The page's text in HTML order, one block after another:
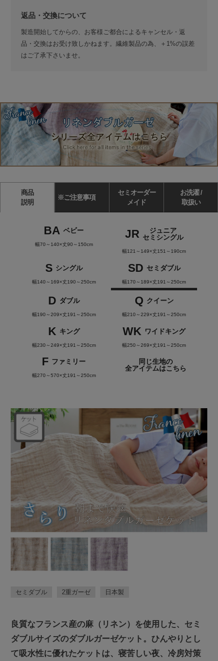
返品・交換について
製造開始してからの、お客様ご都合によるキャンセル・返
品・交換はお受け致しかねます。繊維製品の為、＋1%の誤差
はご了承下さいませ。
商品
説明
※ご注意事項
セミオーダー
メイド
お洗濯 /
取扱い
BA ベビー
幅70～140×丈90～150cm
JR
ジュニア
セミシングル
幅121～149×丈151～190cm
S シングル
幅140～169×丈190～250cm
SD セミダブル
幅170～189×丈191～250cm
D ダブル
幅190～209×丈191～250cm
Q クイーン
幅210～229×丈191～250cm
K キング
幅230～249×丈191～250cm
WK ワイドキング
幅250～269×丈191～250cm
F ファミリー
幅270～570×丈191～250cm
同じ生地の
全アイテムはこちら
セミダブル 2重ガーゼ 日本製
良質なフランス産の麻（リネン）を使用した、セミ
ダブルサイズのダブルガーゼケット。ひんやりとし
て吸水性に優れたケットは、寝苦しい夜、冷房対策